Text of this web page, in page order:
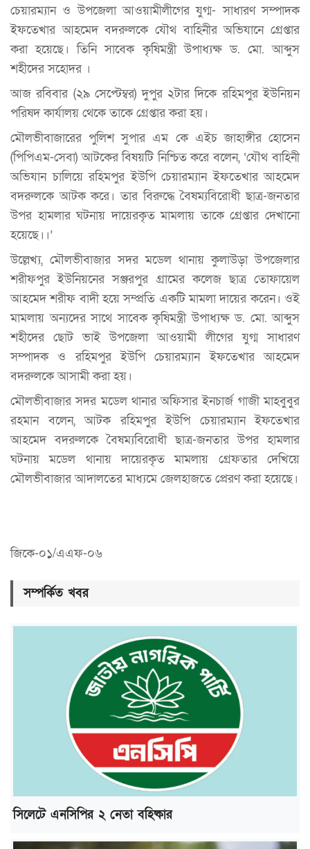
চেয়ারম্যান ও উপজেলা আওয়ামীলীগের যুগ্ম- সাধারণ সম্পাদক
ইফতেখার আহমেদ বদরুলকে যৌথ বাহিনীর অভিযানে গ্রেপ্তার
করা হয়েছে। তিনি সাবেক কৃষিমন্ত্রী উপাধ্যক্ষ ড. মো. আব্দুস
শহীদের সহোদর ।
আজ রবিবার (২৯ সেপ্টেম্বর) দুপুর ২টার দিকে রহিমপুর ইউনিয়ন
পরিষদ কার্যালয় থেকে তাকে গ্রেপ্তার করা হয়।
মৌলভীবাজারের পুলিশ সুপার এম কে এইচ জাহাঙ্গীর হোসেন
(পিপিএম-সেবা) আটকের বিষয়টি নিশ্চিত করে বলেন, ‘যৌথ বাহিনী
অভিযান চালিয়ে রহিমপুর ইউপি চেয়ারম্যান ইফতেখার আহমেদ
বদরুলকে আটক করে। তার বিরুদ্ধে বৈষম্যবিরোধী ছাত্র-জনতার
উপর হামলার ঘটনায় দায়েরকৃত মামলায় তাকে গ্রেপ্তার দেখানো
হয়েছে।।’
উল্লেখ্য, মৌলভীবাজার সদর মডেল থানায় কুলাউড়া উপজেলার
শরীফপুর ইউনিয়নের সঞ্জরপুর গ্রামের কলেজ ছাত্র তোফায়েল
আহমেদ শরীফ বাদী হয়ে সম্প্রতি একটি মামলা দায়ের করেন। ওই
মামলায় অন্যদের সাথে সাবেক কৃষিমন্ত্রী উপাধ্যক্ষ ড. মো. আব্দুস
শহীদের ছোট ভাই উপজেলা আওয়ামী লীগের যুগ্ম সাধারণ
সম্পাদক ও রহিমপুর ইউপি চেয়ারম্যান ইফতেখার আহমেদ
বদরুলকে আসামী করা হয়।
মৌলভীবাজার সদর মডেল থানার অফিসার ইনচার্জ গাজী মাহবুবুর
রহমান বলেন, আটক রহিমপুর ইউপি চেয়ারম্যান ইফতেখার
আহমেদ বদরুলকে বৈষম্যবিরোধী ছাত্র-জনতার উপর হামলার
ঘটনায় মডেল থানায় দায়েরকৃত মামলায় গ্রেফতার দেখিয়ে
মৌলভীবাজার আদালতের মাধ্যমে জেলহাজতে প্রেরণ করা হয়েছে।
জিকে-০১/এএফ-০৬
সম্পর্কিত খবর
সিলেটে এনসিপির ২ নেতা বহিষ্কার